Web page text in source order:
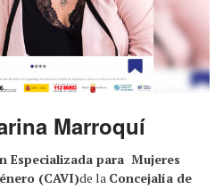
Marroquí
Especializada para Mujeres
(CAVI)de la Concejalía de